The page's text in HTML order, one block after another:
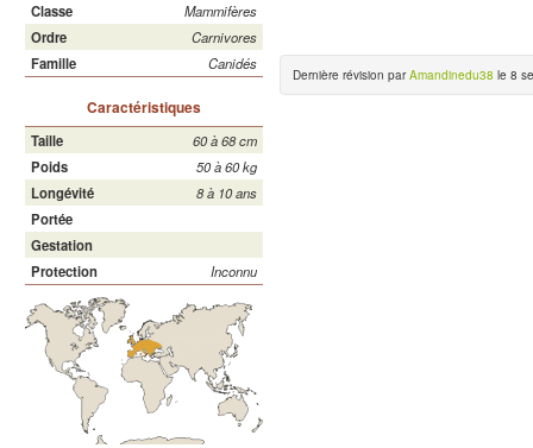
Classe
Mammifères
Ordre
Carnivores
Famille
Canidés
Caractéristiques
Taille
60 à 68 cm
Poids
50 à 60 kg
Longévité
8 à 10 ans
Portée
Gestation
Protection
Inconnu
Dernière révision parAmandinedu38 le 8